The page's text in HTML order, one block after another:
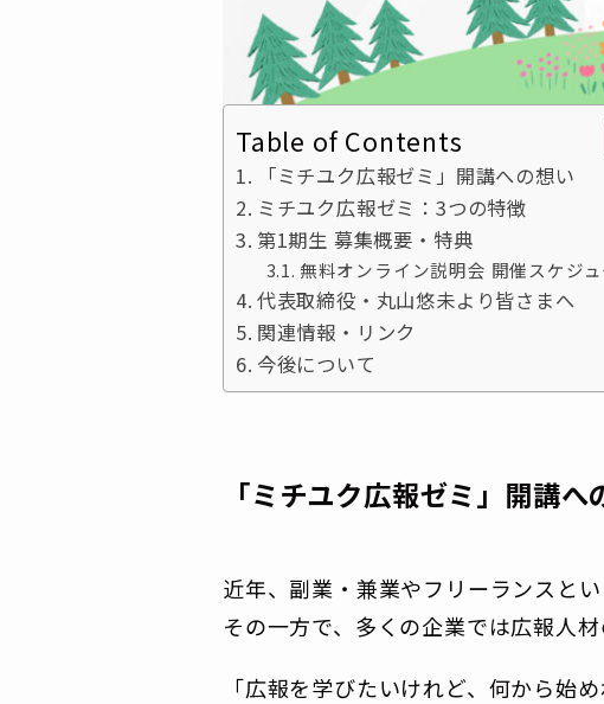
Table of Contents
「ミチユク広報ゼミ」開講への想い
ミチユク広報ゼミ：3つの特徴
第1期生 募集概要・特典
無料オンライン説明会 開催スケジ
代表取締役・丸山悠未より皆さまへ
関連情報・リンク
今後について
「ミチユク広報ゼミ」開講へ
近年、副業・兼業やフリーランスと
その一方で、多くの企業では広報人
「広報を学びたいけれど、何から始